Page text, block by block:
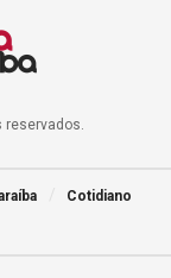
reservados.
Cotidiano